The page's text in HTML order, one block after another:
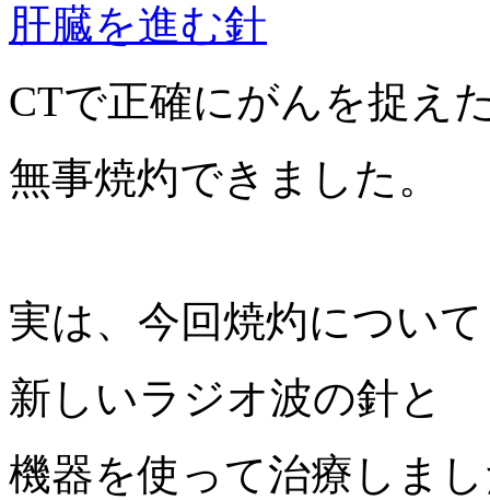
肝臓を進む針
CTで正確にがんを捉え
無事焼灼できました。
実は、今回焼灼につい
新しいラジオ波の針と
機器を使って治療しま